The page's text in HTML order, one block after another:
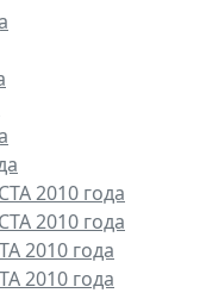
2010 года
2010 года
2010 года
2010 года